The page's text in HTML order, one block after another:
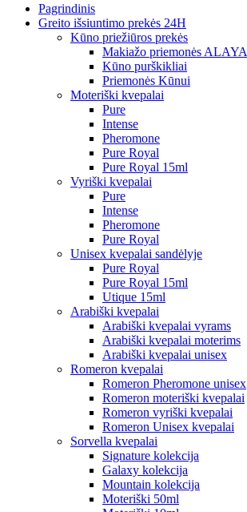
Pagrindinis
Greito išsiuntimo prekės 24H
Kūno priežiūros prekės
Makiažo priemonės ALAYA
Kūno purškikliai
Priemonės Kūnui
Moteriški kvepalai
Pure
Intense
Pheromone
Pure Royal
Pure Royal 15ml
Vyriški kvepalai
Pure
Intense
Pheromone
Pure Royal
Unisex kvepalai sandėlyje
Pure Royal
Pure Royal 15ml
Utique 15ml
Arabiški kvepalai
Arabiški kvepalai vyrams
Arabiški kvepalai moterims
Arabiški kvepalai unisex
Romeron kvepalai
Romeron Pheromone unisex
Romeron moteriški kvepalai
Romeron vyriški kvepalai
Romeron Unisex kvepalai
Sorvella kvepalai
Signature kolekcija
Galaxy kolekcija
Mountain kolekcija
Moteriški 50ml